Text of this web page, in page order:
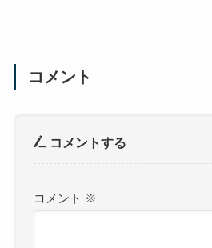
コメント
コメントする
コメント ※